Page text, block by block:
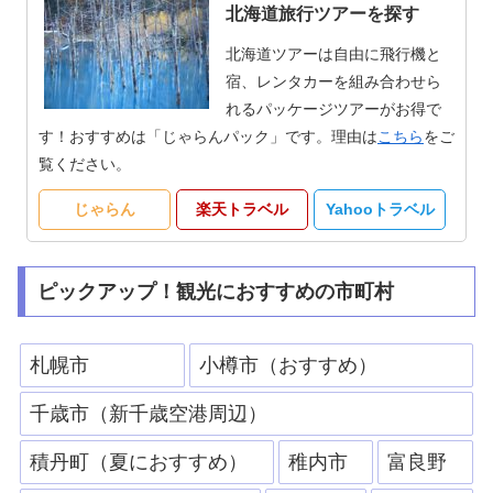
北海道旅行ツアーを探す
北海道ツアーは自由に飛行機と
宿、レンタカーを組み合わせら
れるパッケージツアーがお得で
す！おすすめは「じゃらんパック」です。理由はこちらをご
覧ください。
じゃらん 楽天トラベル Yahooトラベル
ピックアップ！観光におすすめの市町村
札幌市 小樽市（おすすめ）
千歳市（新千歳空港周辺）
積丹町（夏におすすめ） 稚内市 富良野